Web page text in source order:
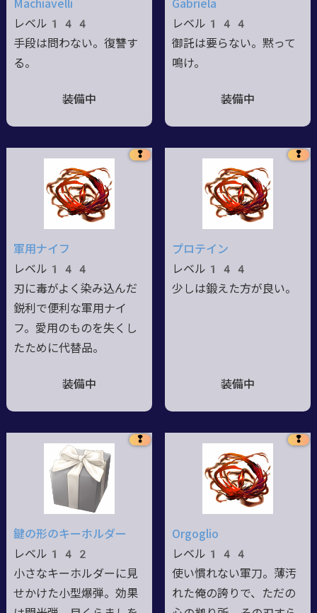
Machiavelli
レベル144
手段は問わない。復讐す
る。
装備中
Gabriela
レベル144
御託は要らない。黙って
鳴け。
装備中
❢
軍用ナイフ
レベル144
刃に毒がよく染み込んだ
鋭利で便利な軍用ナイ
フ。愛用のものを失くし
たために代替品。
装備中
❢
プロテイン
レベル144
少しは鍛えた方が良い。
装備中
❢
鍵の形のキーホルダー
レベル142
小さなキーホルダーに見
せかけた小型爆弾。効果
❢
Orgoglio
レベル144
使い慣れない軍刀。薄汚
れた俺の誇りで、ただの